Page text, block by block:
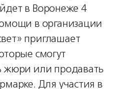
в Воронеже 4
в организации
приглашает
смогут
жюри или продавать
Для участия в